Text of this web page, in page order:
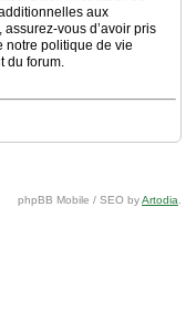
aux
vous d’avoir pris
notre politique de vie
du forum.
phpBB Mobile / SEO byArtodia